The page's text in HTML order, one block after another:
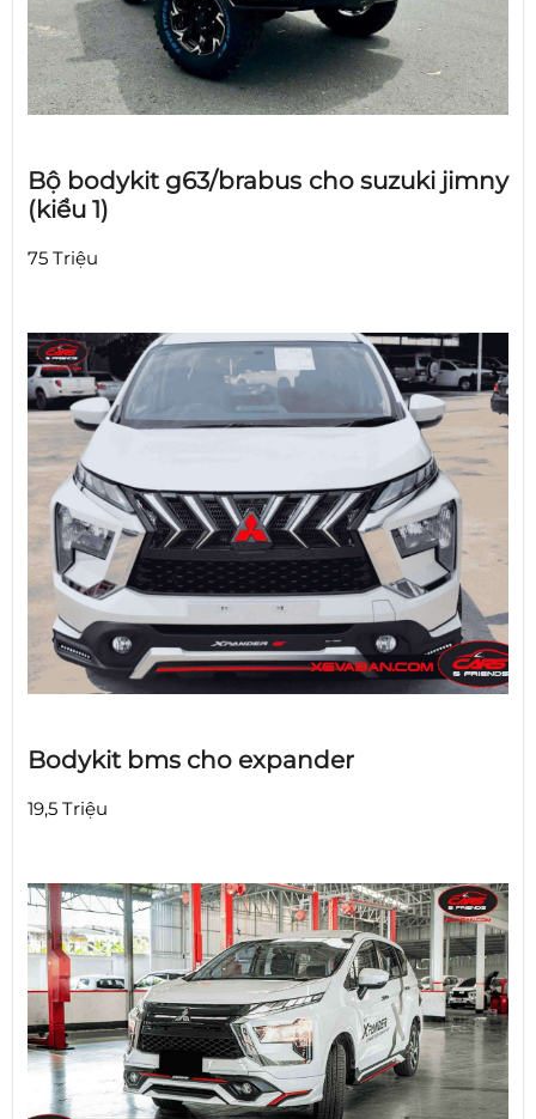
Bộ bodykit g63/brabus cho suzuki jimny
(kiểu 1)
75 Triệu
Bodykit bms cho expander
19,5 Triệu